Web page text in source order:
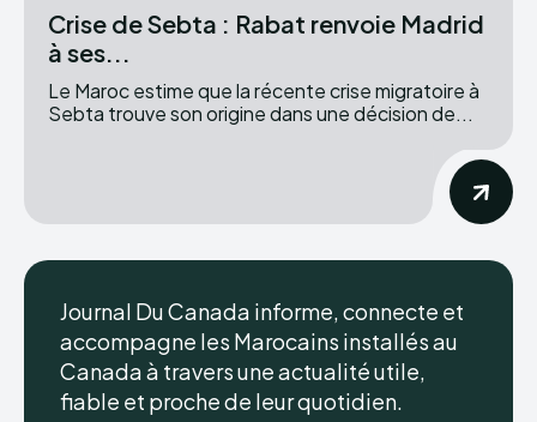
Crise de Sebta : Rabat renvoie Madrid
à ses...
Le Maroc estime que la récente crise migratoire à
Sebta trouve son origine dans une décision de...
Journal Du Canada informe, connecte et
accompagne les Marocains installés au
Canada à travers une actualité utile,
fiable et proche de leur quotidien.